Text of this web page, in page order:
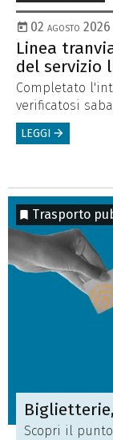
02 agosto 2026
Linea
del servizio
Completato
verificatosi
LEGGI arrow_forward
Trasporto
Scopri il